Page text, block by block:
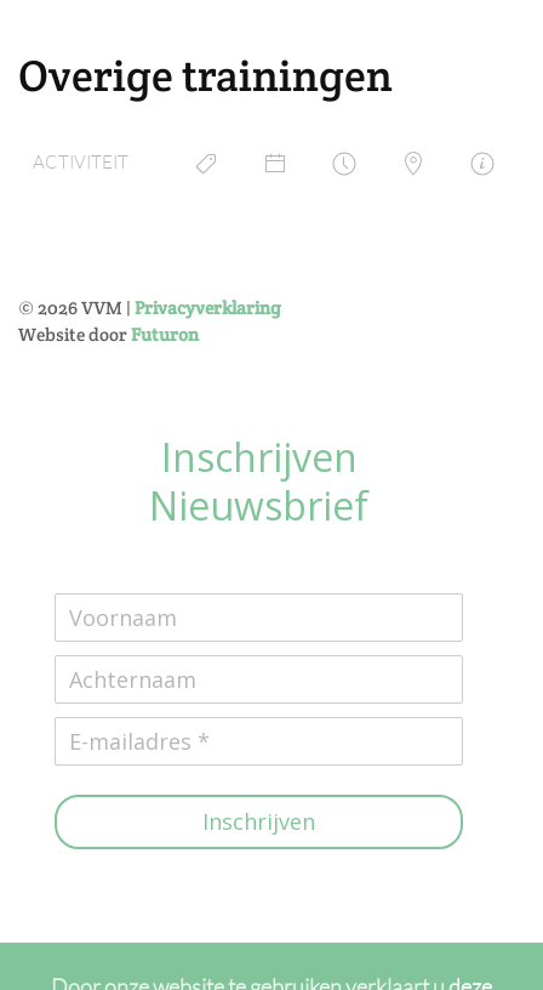
Overige trainingen
ACTIVITEIT
© 2026VVM | Privacyverklaring
Website doorFuturon
Inschrijven
Nieuwsbrief
Inschrijven